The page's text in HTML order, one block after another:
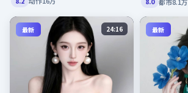
最新 24:16 最新